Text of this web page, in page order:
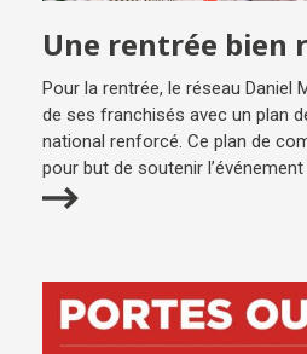
Une rentrée bien
Pour la rentrée, le réseau Daniel
de ses franchisés avec un plan
national renforcé. Ce plan de
pour but de soutenir